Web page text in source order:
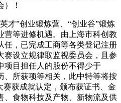
！
”创业锻炼营、“创业谷”锻炼
营等进修机遇。由上海市科创教
任，已完成工商等各类登记注册
赛设立规律取监视委员会，且参
项目担任人的股份不得少于
、所获项等相关，此中特等将按
赛获成就认定，颁布获证书、金
、食物科技及产物、新物流及供